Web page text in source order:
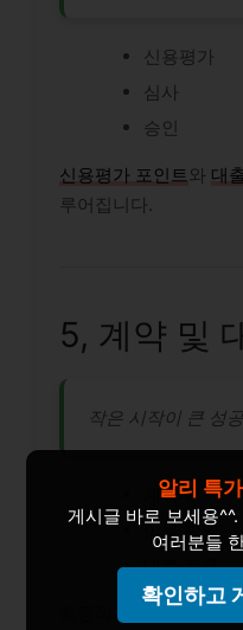
신용평가
심사
승인
신용평가 포인트와 대
루어집니다.
5, 계약 및
작은 시작이 큰 성
계약서
이율 확인
대출 지급
최종적으로 계약서를
알리 특
게시글 바로 보세용
여러분들
확인하고